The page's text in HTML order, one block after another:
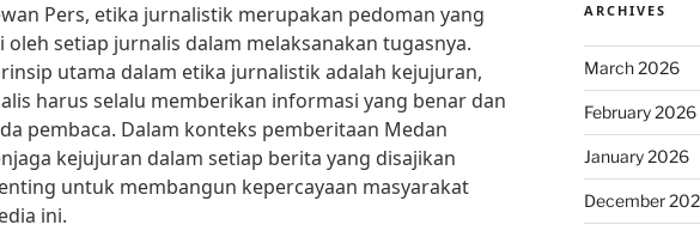
Pers, etika jurnalistik merupakan pedoman yang
oleh setiap jurnalis dalam melaksanakan tugasnya.
utama dalam etika jurnalistik adalah kejujuran,
harus selalu memberikan informasi yang benar dan
pembaca. Dalam konteks pemberitaan Medan
kejujuran dalam setiap berita yang disajikan
untuk membangun kepercayaan masyarakat
ini.
ARCHIVES
March 2026
February 2026
January 2026
December